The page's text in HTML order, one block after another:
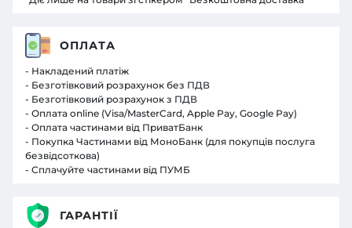
ОПЛАТА
- Накладений платіж
- Безготівковий розрахунок без ПДВ
- Безготівковий розрахунок з ПДВ
- Оплата online (Visa/MasterCard, Apple Pay, Google Pay)
- Оплата частинами від ПриватБанк
- Покупка Частинами від МоноБанк (для покупців послуга
безвідсоткова)
- Сплачуйте частинами від ПУМБ
ГАРАНТІЇ